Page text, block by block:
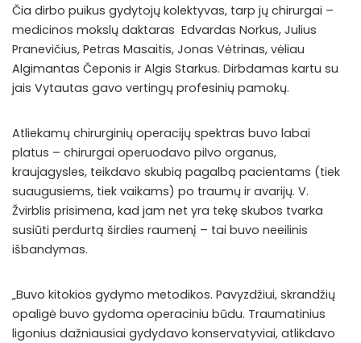
Čia dirbo puikus gydytojų kolektyvas, tarp jų chirurgai –
medicinos mokslų daktaras Edvardas Norkus, Julius
Pranevičius, Petras Masaitis, Jonas Vėtrinas, vėliau
Algimantas Čeponis ir Algis Starkus. Dirbdamas kartu su
jais Vytautas gavo vertingų profesinių pamokų.
Atliekamų chirurginių operacijų spektras buvo labai
platus – chirurgai operuodavo pilvo organus,
kraujagysles, teikdavo skubią pagalbą pacientams (tiek
suaugusiems, tiek vaikams) po traumų ir avarijų. V.
Žvirblis prisimena, kad jam net yra tekę skubos tvarka
susiūti perdurtą širdies raumenį – tai buvo neeilinis
išbandymas.
„Buvo kitokios gydymo metodikos. Pavyzdžiui, skrandžių
opaligė buvo gydoma operaciniu būdu. Traumatinius
ligonius dažniausiai gydydavo konservatyviai, atlikdavo